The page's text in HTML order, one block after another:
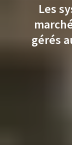
Les
gérés